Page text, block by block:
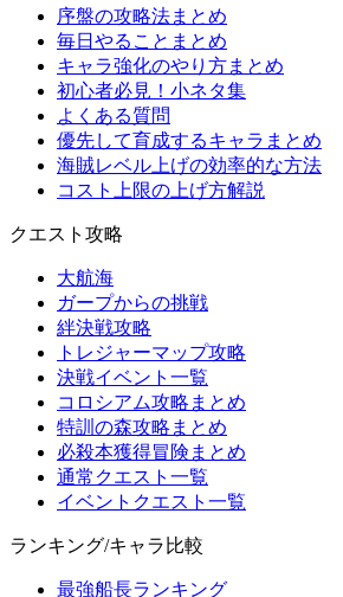
序盤の攻略法まとめ
毎日やることまとめ
キャラ強化のやり方まとめ
初心者必見！小ネタ集
よくある質問
優先して育成するキャラまとめ
海賊レベル上げの効率的な方法
コスト上限の上げ方解説
クエスト攻略
大航海
ガープからの挑戦
絆決戦攻略
トレジャーマップ攻略
決戦イベント一覧
コロシアム攻略まとめ
特訓の森攻略まとめ
必殺本獲得冒険まとめ
通常クエスト一覧
イベントクエスト一覧
ランキング/キャラ比較
最強船長ランキング